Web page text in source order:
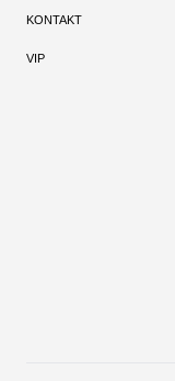
KONTAKT
VIP